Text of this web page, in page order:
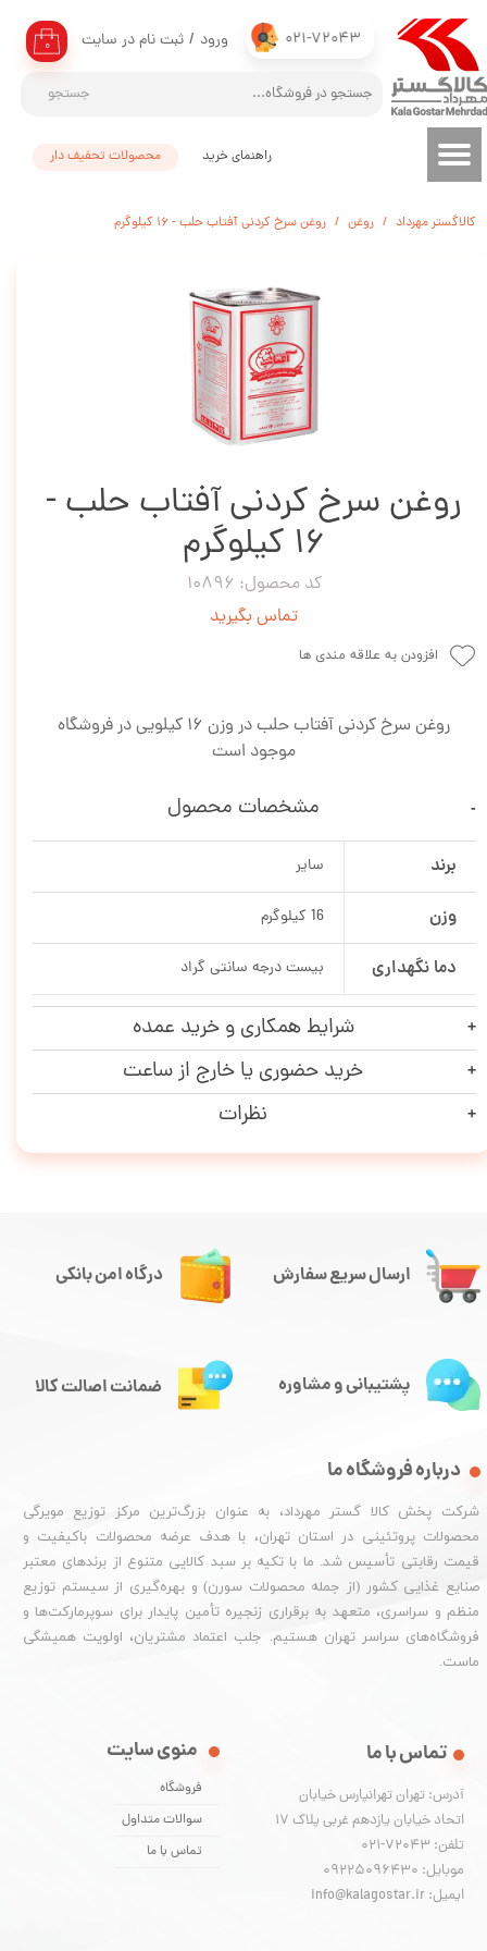
021-72043
جستجو
۰ ورود / ثبت نام در سایت
حساب کاربری من
تغییر گذر واژه
سفارشات
محصولات تحفیف دار راهنمای خرید
کالاگستر مهرداد روغن روغن سرخ کردنی آفتاب حلب - 16 کیلوگرم
روغن سرخ کردنی آفتاب حلب -
16 کیلوگرم
کد محصول: 10896
تماس بگیرید
افزودن به علاقه مندی ها
روغن سرخ کردنی آفتاب حلب در وزن 16 کیلویی در فروشگاه
موجود است
مشخصات محصول
برند سایر
وزن 16 کیلوگرم
دما نگهداری بیست درجه سانتی گراد
شرایط همکاری و خرید عمده
خرید حضوری یا خارج از ساعت
نظرات
ارسال سریع سفارش
درباره فروشگاه ما
شرکت پخش کالا گستر مهرداد، به عنوان بزرگ‌ترین مرکز توزیع مویرگی
محصولات پروتئینی در استان تهران، با هدف عرضه محصولات باکیفیت و
قیمت رقابتی تأسیس شد. ما با تکیه بر سبد کالایی متنوع از برندهای معتبر
صنایع غذایی کشور (از جمله محصولات سورن) و بهره‌گیری از سیستم توزیع
منظم و سراسری، متعهد به برقراری زنجیره تأمین پایدار برای سوپرمارکت‌ها و
فروشگاه‌های سراسر تهران هستیم. جلب اعتماد مشتریان، اولویت همیشگی
ماست.
منوی سایت
فروشگاه
سوالات متداول
تماس با ما
تماس با ما
آدرس: تهران تهرانپارس خیابان
اتحاد خیابان یازدهم غربی پلاک ۱۷
تلفن: 72043-021
موبایل: 09225096430
ایمیل: info@kalagostar.ir
درگاه امن بانکی
پشتیبانی و مشاوره ضمانت اصالت کالا